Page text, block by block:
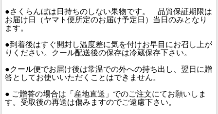
●さくらんぼは日持ちのしない果物です。 品質保証期限は
お届け日（ヤマト便所定のお届け予定日）当日のみとなり
ます。
●到着後はすぐ開封し温度差に気を付けお早目にお召し上が
りください。クール配送後の保存は冷蔵保存下さい。
●クール便でお届け後は常温での外への持ち出し、翌日に贈
答としてお使いいただくことはできません。
● ご贈答の場合は「産地直送」でのご注文にてお願いしま
す。受取後の再送は傷みますのでご遠慮下さい。